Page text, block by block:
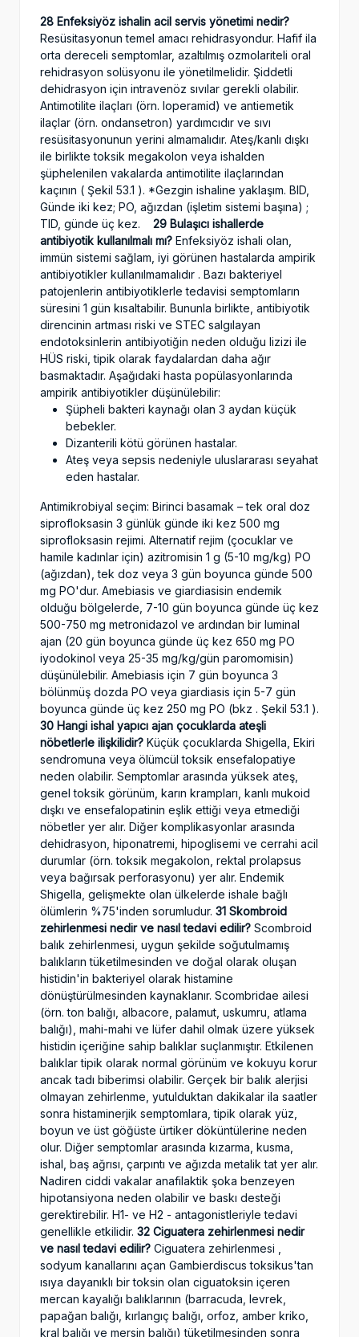
28 Enfeksiyöz ishalin acil servis yönetimi nedir?
Resüsitasyonun temel amacı rehidrasyondur. Hafif ila
orta dereceli semptomlar, azaltılmış ozmolariteli oral
rehidrasyon solüsyonu ile yönetilmelidir. Şiddetli
dehidrasyon için intravenöz sıvılar gerekli olabilir.
Antimotilite ilaçları (örn. loperamid) ve antiemetik
ilaçlar (örn. ondansetron) yardımcıdır ve sıvı
resüsitasyonunun yerini almamalıdır. Ateş/kanlı dışkı
ile birlikte toksik megakolon veya ishalden
şüphelenilen vakalarda antimotilite ilaçlarından
kaçının ( Şekil 53.1 ). *Gezgin ishaline yaklaşım. BID,
Günde iki kez; PO, ağızdan (işletim sistemi başına) ;
TID, günde üç kez.
29 Bulaşıcı ishallerde
antibiyotik kullanılmalı mı? Enfeksiyöz ishali olan,
immün sistemi sağlam, iyi görünen hastalarda ampirik
antibiyotikler kullanılmamalıdır . Bazı bakteriyel
patojenlerin antibiyotiklerle tedavisi semptomların
süresini 1 gün kısaltabilir. Bununla birlikte, antibiyotik
direncinin artması riski ve STEC salgılayan
endotoksinlerin antibiyotiğin neden olduğu lizizi ile
HÜS riski, tipik olarak faydalardan daha ağır
basmaktadır. Aşağıdaki hasta popülasyonlarında
ampirik antibiyotikler düşünülebilir:
Şüpheli bakteri kaynağı olan 3 aydan küçük
bebekler.
Dizanterili kötü görünen hastalar.
Ateş veya sepsis nedeniyle uluslararası seyahat
eden hastalar.
Antimikrobiyal seçim: Birinci basamak – tek oral doz
siprofloksasin 3 günlük günde iki kez 500 mg
siprofloksasin rejimi. Alternatif rejim (çocuklar ve
hamile kadınlar için) azitromisin 1 g (5-10 mg/kg) PO
(ağızdan), tek doz veya 3 gün boyunca günde 500
mg PO'dur. Amebiasis ve giardiasisin endemik
olduğu bölgelerde, 7-10 gün boyunca günde üç kez
500-750 mg metronidazol ve ardından bir luminal
ajan (20 gün boyunca günde üç kez 650 mg PO
iyodokinol veya 25-35 mg/kg/gün paromomisin)
düşünülebilir. Amebiasis için 7 gün boyunca 3
bölünmüş dozda PO veya giardiasis için 5-7 gün
boyunca günde üç kez 250 mg PO (bkz . Şekil 53.1 ).
30 Hangi ishal yapıcı ajan çocuklarda ateşli
nöbetlerle ilişkilidir? Küçük çocuklarda Shigella, Ekiri
sendromuna veya ölümcül toksik ensefalopatiye
neden olabilir. Semptomlar arasında yüksek ateş,
genel toksik görünüm, karın krampları, kanlı mukoid
dışkı ve ensefalopatinin eşlik ettiği veya etmediği
nöbetler yer alır. Diğer komplikasyonlar arasında
dehidrasyon, hiponatremi, hipoglisemi ve cerrahi acil
durumlar (örn. toksik megakolon, rektal prolapsus
veya bağırsak perforasyonu) yer alır. Endemik
Shigella, gelişmekte olan ülkelerde ishale bağlı
ölümlerin %75'inden sorumludur. 31 Skombroid
zehirlenmesi nedir ve nasıl tedavi edilir? Scombroid
balık zehirlenmesi, uygun şekilde soğutulmamış
balıkların tüketilmesinden ve doğal olarak oluşan
histidin'in bakteriyel olarak histamine
dönüştürülmesinden kaynaklanır. Scombridae ailesi
(örn. ton balığı, albacore, palamut, uskumru, atlama
balığı), mahi-mahi ve lüfer dahil olmak üzere yüksek
histidin içeriğine sahip balıklar suçlanmıştır. Etkilenen
balıklar tipik olarak normal görünüm ve kokuyu korur
ancak tadı biberimsi olabilir. Gerçek bir balık alerjisi
olmayan zehirlenme, yutulduktan dakikalar ila saatler
sonra histaminerjik semptomlara, tipik olarak yüz,
boyun ve üst göğüste ürtiker döküntülerine neden
olur. Diğer semptomlar arasında kızarma, kusma,
ishal, baş ağrısı, çarpıntı ve ağızda metalik tat yer alır.
Nadiren ciddi vakalar anafilaktik şoka benzeyen
hipotansiyona neden olabilir ve baskı desteği
gerektirebilir. H1- ve H2 - antagonistleriyle tedavi
genellikle etkilidir. 32 Ciguatera zehirlenmesi nedir
ve nasıl tedavi edilir? Ciguatera zehirlenmesi ,
sodyum kanallarını açan Gambierdiscus toksikus'tan
ısıya dayanıklı bir toksin olan ciguatoksin içeren
mercan kayalığı balıklarının (barracuda, levrek,
papağan balığı, kırlangıç ​​balığı, orfoz, amber kriko,
kral balığı ve mersin balığı) tüketilmesinden sonra